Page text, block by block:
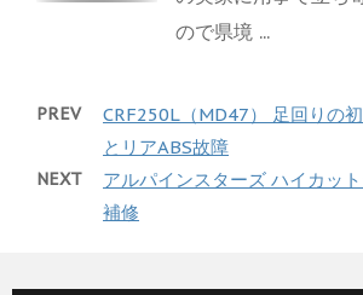
ので県境 ...
PREV
CRF250L（MD47） 足回りの
とリアABS故障
NEXT
アルパインスターズ ハイカッ
補修